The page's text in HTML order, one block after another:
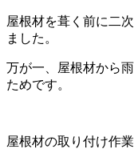
屋根材を葺く前に二
ました。
万が一、屋根材から
ためです。
屋根材の